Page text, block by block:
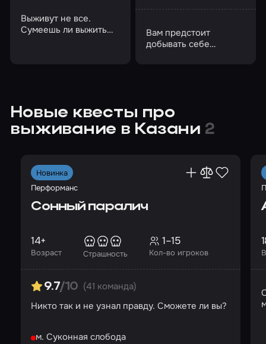
Выживут не все.
Сумеешь ли выжить
Вам предстоит
добывать себе
Новые квесты про
выживание в Казани 2
Новинка
Перформанс
Сонный паралич
Возраст
14+
Страшность Кол-во игроков
1–15
9.7/10 (41 команда)
Никто так и не узнал правду. Сможете ли вы?
м. Суконная слобода